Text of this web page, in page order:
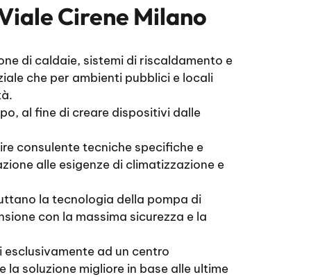
Cirene Milano
di caldaie, sistemi di riscaldamento e
che per ambienti pubblici e locali
al fine di creare dispositivi dalle
consulente tecniche specifiche e
alle esigenze di climatizzazione e
la tecnologia della pompa di
con la massima sicurezza e la
ad un centro
soluzione migliore in base alle ultime